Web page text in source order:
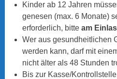
Kinder ab 12 Jahren
genesen (max. 6 Monate)
erforderlich, bitteam
Wer aus gesundheitlichen
werden kann, darf mit
nicht älter als 48 Stunden
Bis zur Kasse/